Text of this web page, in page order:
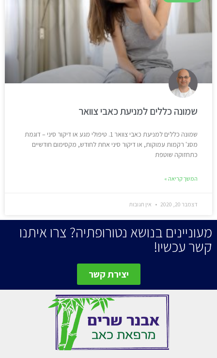
שמונה כללים למניעת כאבי צוואר
שמונה כללים למניעת כאבי צוואר 1. טיפולי מגע או דיקור סיני – דוגמת
מסג' רקמות עמוקות, או דיקור סיני אחת לחודש, מקסימום חודשיים
כתחזוקה שוטפת
המשך קריאה »
דצמבר 20, 2020 אין תגובות
מעוניינים בנושא נטורופתיה? צרו איתנו
קשר עכשיו!
יצירת קשר